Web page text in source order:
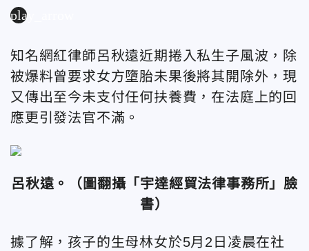
play_arrow
知名網紅律師呂秋遠近期捲入私生子風波，除
被爆料曾要求女方墮胎未果後將其開除外，現
又傳出至今未支付任何扶養費，在法庭上的回
應更引發法官不滿。
呂秋遠。（圖翻攝「宇達經貿法律事務所」臉
書）
據了解，孩子的生母林女於5月2日凌晨在社